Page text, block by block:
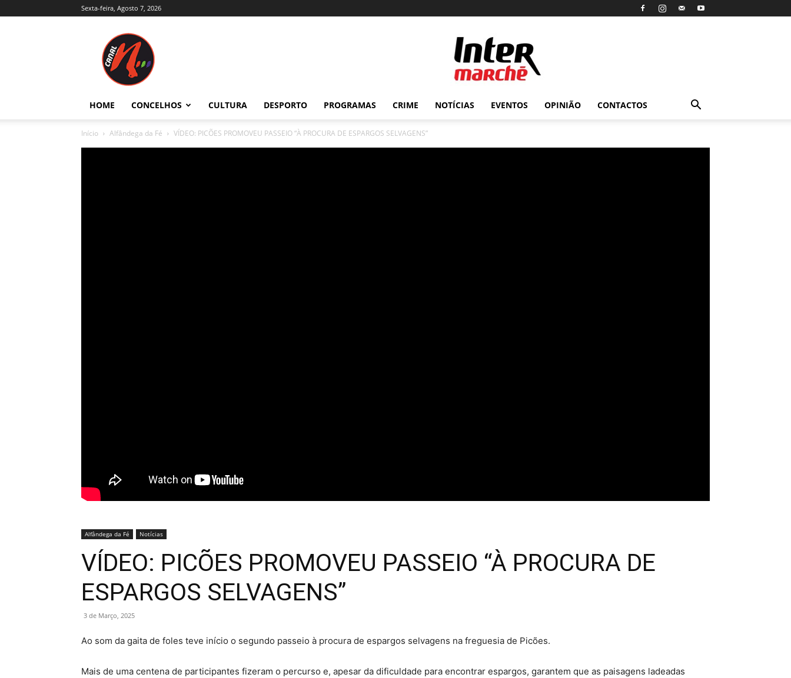
Sexta-feira, Agosto 7, 2026
Trás-
e
Alto
HOME CONCELHOS CULTURA DESPORTO PROGRAMAS CRIME NOTÍCIAS EVENTOS OPINIÃO CONTACTOS
Início Alfândega da Fé VÍDEO: PICÕES PROMOVEU PASSEIO “À PROCURA DE ESPARGOS SELVAGENS”
Alfândega da Fé Notícias
VÍDEO: PICÕES PROMOVEU PASSEIO “À PROCURA DE
ESPARGOS SELVAGENS”
3 de Março, 2025
Ao som da gaita de foles teve início o segundo passeio à procura de espargos selvagens na freguesia de Picões.
Mais de uma centena de participantes fizeram o percurso e, apesar da dificuldade para encontrar espargos, garantem que as paisagens ladeadas